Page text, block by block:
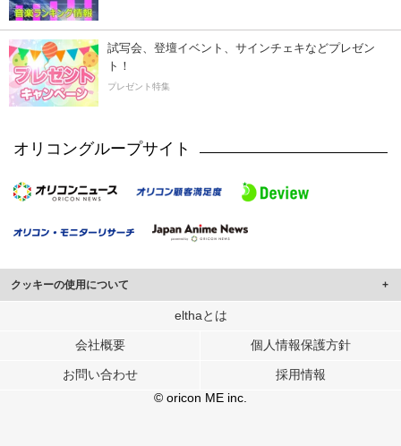
試写会、登壇イベント、サインチェキなどプレゼン
ト！
プレゼント特集
オリコングループサイト
クッキーの使用について
このサイトでは Cookie を使用して、ユーザーに合わせたコンテンツや広告の
行っています。
メディアや広告配信、データ解析の各パートナーに提供しています。
各パートナーは、この情報とユーザーが各パートナーに提供した他の情報や、
ユーザーが各パートナーのサービスを使用したときに収集した他の情報を組み
elthaとは
会社概要 個人情報保護方針
お問い合わせ
採用情報
© oricon ME inc.